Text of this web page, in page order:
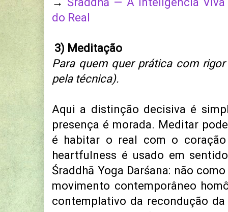
do Real
3) Meditação
Para quem quer prática com
pela técnica).
Aqui a distinção decisiva é
presença é morada. Meditar
é habitar o real com o
heartfulness é usado em
Śraddhā Yoga Darśana: não
movimento contemporâneo
contemplativo da recondução